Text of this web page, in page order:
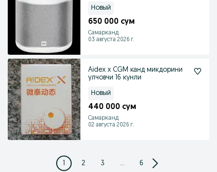
Новый
650 000 сум
Самарканд
03 августа 2026 г.
Aidex x CGM канд микдорини
улчовчи 16 кунли
Новый
440 000 сум
Самарканд
02 августа 2026 г.
1 2 3 ... 6